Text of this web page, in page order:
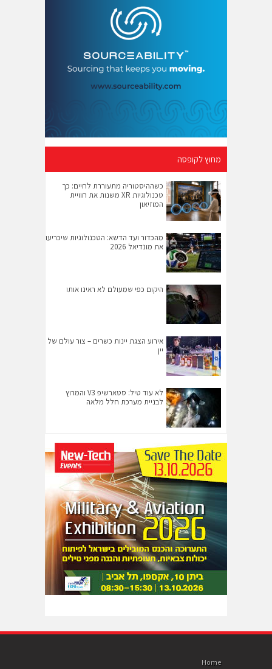
מחוץ לקופסה
כשההיסטוריה מתעוררת לחיים: כך
טכנולוגיות XR משנות את חוויית
המוזיאון
מהכדור ועד הדשא: הטכנולוגיות שיכריעו
את מונדיאל 2026
היקום כפי שמעולם לא ראינו אותו
אירוע הצגת יינות כשרים – צור עולם של
יין
לא עוד טיל: סטארשיפ V3 והמרוץ
לבניית מערכת חלל מלאה
Home